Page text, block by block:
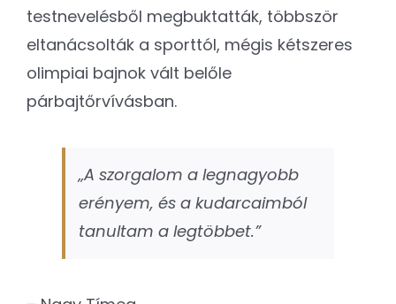
testnevelésből megbuktatták, többször
eltanácsolták a sporttól, mégis kétszeres
olimpiai bajnok vált belőle
párbajtőrvívásban.
„A szorgalom a legnagyobb
erényem, és a kudarcaimból
tanultam a legtöbbet.”